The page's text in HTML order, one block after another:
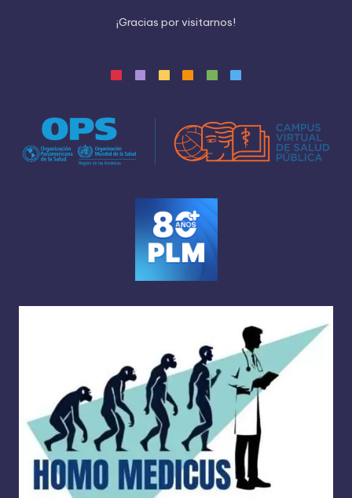
¡Gracias porvisitarnos!